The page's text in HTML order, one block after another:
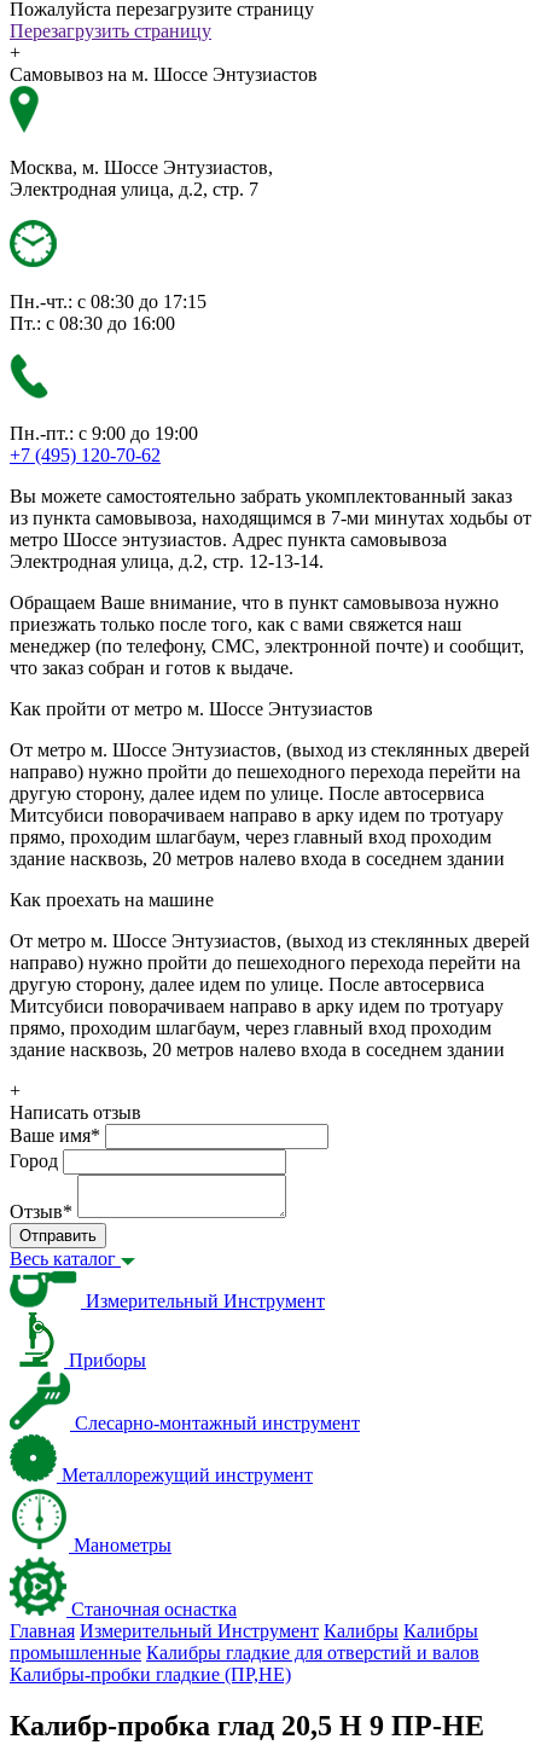
Пожалуйста перезагрузите страницу
Перезагрузить страницу
+
Самовывоз на м. Шоссе Энтузиастов
Москва, м. Шоссе Энтузиастов,
Электродная улица, д.2, стр. 7
Пн.-чт.: с 08:30 до 17:15
Пт.: с 08:30 до 16:00
Пн.-пт.: с 9:00 до 19:00
+7 (495) 120-70-62
Вы можете самостоятельно забрать укомплектованный заказ
из пункта самовывоза, находящимся в 7-ми минутах ходьбы от
метро Шоссе энтузиастов. Адрес пункта самовывоза
Электродная улица, д.2, стр. 12-13-14.
Обращаем Ваше внимание, что в пункт самовывоза нужно
приезжать только после того, как с вами свяжется наш
менеджер (по телефону, СМС, электронной почте) и сообщит,
что заказ собран и готов к выдаче.
Как пройти от метро м. Шоссе Энтузиастов
От метро м. Шоссе Энтузиастов, (выход из стеклянных дверей
направо) нужно пройти до пешеходного перехода перейти на
другую сторону, далее идем по улице. После автосервиса
Митсубиси поворачиваем направо в арку идем по тротуару
прямо, проходим шлагбаум, через главный вход проходим
здание насквозь, 20 метров налево входа в соседнем здании
Как проехать на машине
От метро м. Шоссе Энтузиастов, (выход из стеклянных дверей
направо) нужно пройти до пешеходного перехода перейти на
другую сторону, далее идем по улице. После автосервиса
Митсубиси поворачиваем направо в арку идем по тротуару
прямо, проходим шлагбаум, через главный вход проходим
здание насквозь, 20 метров налево входа в соседнем здании
+
Написать отзыв
Ваше имя*
Город
Отзыв*
Отправить
Весь каталог
Измерительный Инструмент
Приборы
Слесарно-монтажный инструмент
Металлорежущий инструмент
Манометры
Станочная оснастка
Главная Измерительный Инструмент Калибры Калибры
промышленные Калибры гладкие для отверстий и валов
Калибры-пробки гладкие (ПР,НЕ)
Калибр-пробка глад 20,5 H 9 ПР-НЕ